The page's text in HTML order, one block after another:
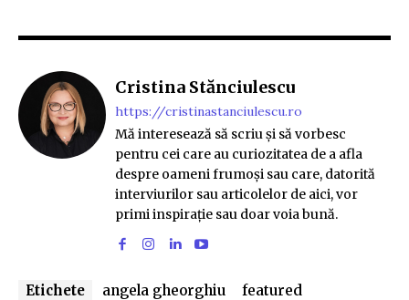
Cristina Stănciulescu
https://cristinastanciulescu.ro
Mă interesează să scriu și să vorbesc
pentru cei care au curiozitatea de a afla
despre oameni frumoși sau care, datorită
interviurilor sau articolelor de aici, vor
primi inspirație sau doar voia bună.
Etichete angela gheorghiu
featured